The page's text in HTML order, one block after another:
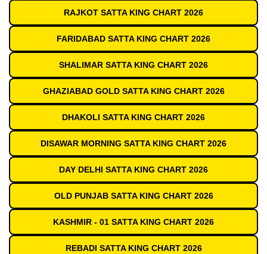
RAJKOT SATTA KING CHART 2026
FARIDABAD SATTA KING CHART 2026
SHALIMAR SATTA KING CHART 2026
GHAZIABAD GOLD SATTA KING CHART 2026
DHAKOLI SATTA KING CHART 2026
DISAWAR MORNING SATTA KING CHART 2026
DAY DELHI SATTA KING CHART 2026
OLD PUNJAB SATTA KING CHART 2026
KASHMIR - 01 SATTA KING CHART 2026
REBADI SATTA KING CHART 2026